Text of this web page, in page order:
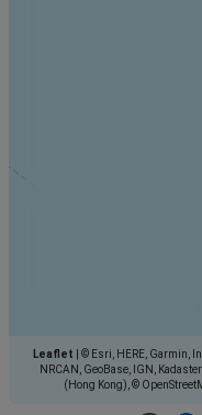
Leaflet
© Esri, HERE, Garmin,
NRCAN, GeoBase, IGN,
(Hong Kong), ©